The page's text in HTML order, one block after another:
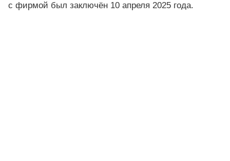
с фирмой был заключён 10 апреля 2025 года.